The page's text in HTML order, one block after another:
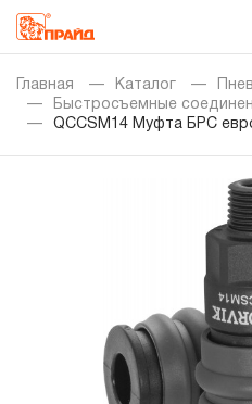
Каталог
Золотая лихорадка
Уцененный товар
Главная Каталог
Быстросъемные
QCCSM14 Муфта БРС